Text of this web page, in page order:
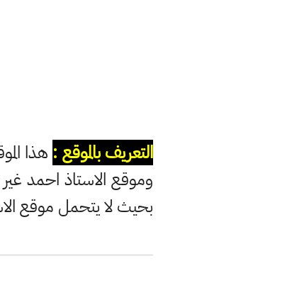
التعريف بالموقع : هذا
وموقع الاستاذ احمد
بحيث لا يتحمل موقع